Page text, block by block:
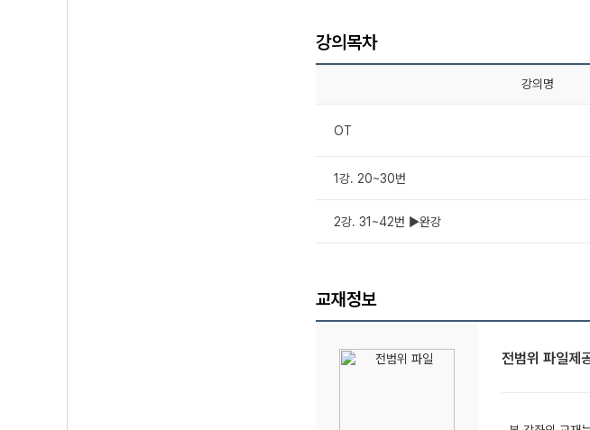
강의목차
강의명
OT
1강. 20~30번
2강. 31~42번 ▶완강
교재정보
전범위 파일제